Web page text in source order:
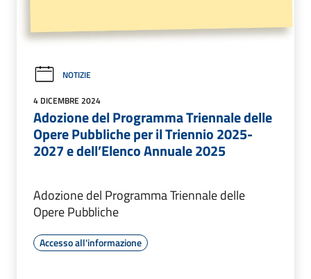
NOTIZIE
4 DICEMBRE 2024
Adozione del Programma Triennale delle
Opere Pubbliche per il Triennio 2025-
2027 e dell’Elenco Annuale 2025
Adozione del Programma Triennale delle
Opere Pubbliche
Accesso all'informazione